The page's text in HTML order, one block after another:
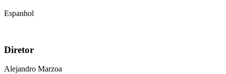
Espanhol
Diretor
Alejandro Marzoa